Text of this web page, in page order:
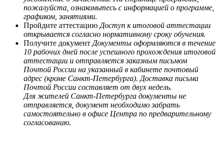
пожалуйста, ознакомьтесь с информацией о программе,
графиком, занятиями.
Пройдите аттестацию Доступ к итоговой аттестации
открывается согласно нормативному сроку обучения.
Получите документ Документы оформляются в течение
10 рабочих дней после успешного прохождения итоговой
аттестации и отправляется заказным письмом
Почтой России на указанный в кабинете почтовый
адрес (кроме Санкт-Петербурга). Доставка письма
Почтой России составляет от двух недель.
Для жителей Санкт-Петербурга документы не
отправляется, документ необходимо забрать
самостоятельно в офисе Центра по предварительному
согласованию.